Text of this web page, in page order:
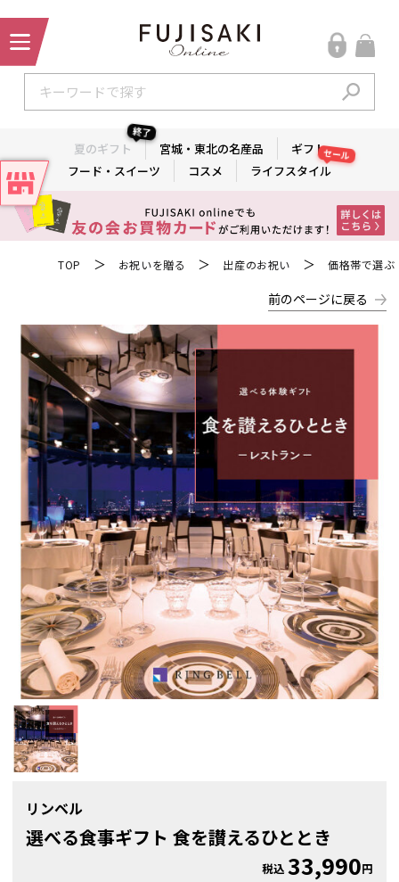
夏のギフト
終了
宮城・東北の名産品
ギフト
フード・スイーツ
コスメ ライフスタイル
セール
TOP ＞ お祝いを贈る ＞ 出産のお祝い ＞ 価格帯で選ぶ
前のページに戻る
リンベル
選べる食事ギフト 食を讃えるひととき
税込33,990円